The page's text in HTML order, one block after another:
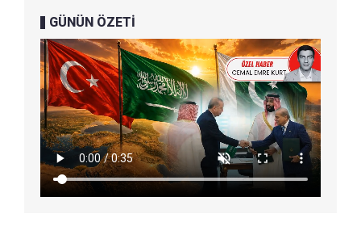
GÜNÜN ÖZETİ